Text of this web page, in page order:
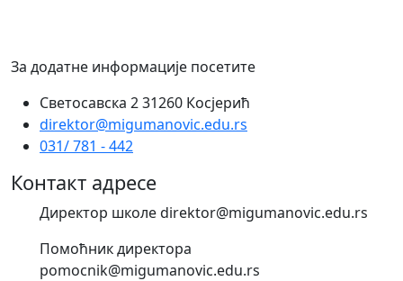
За додатне информације посетите
Светосавска 2 31260 Косјерић
direktor@migumanovic.edu.rs
031/ 781 - 442
Контакт адресе
Директор школе direktor@migumanovic.edu.rs
Помоћник директора
pomocnik@migumanovic.edu.rs